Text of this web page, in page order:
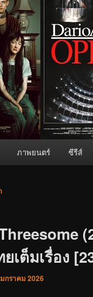
ภาพยนตร์ ซีรีส์
เต็มเรื่อง
กราคม 2026